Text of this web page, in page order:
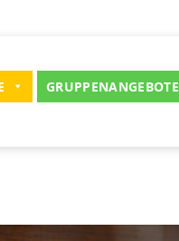
GRUPPENANGEBOTE